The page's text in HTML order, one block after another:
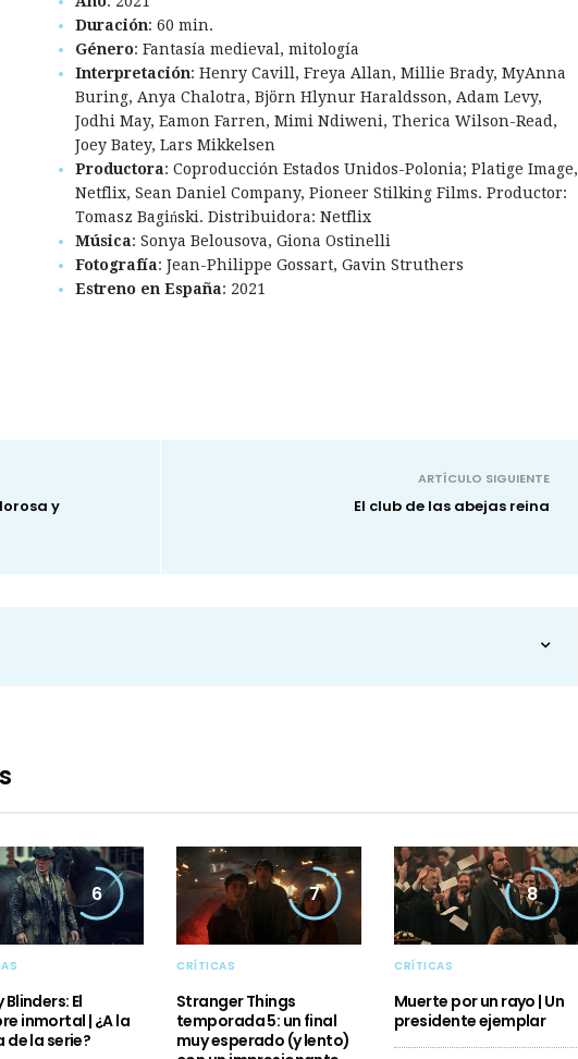
Duración: 60 min.
Género: Fantasía medieval, mitología
Interpretación: Henry Cavill, Freya Allan, Millie Brady, MyAnna
Buring, Anya Chalotra, Björn Hlynur Haraldsson, Adam Levy,
Jodhi May, Eamon Farren, Mimi Ndiweni, Therica Wilson-Read,
Joey Batey, Lars Mikkelsen
Productora: Coproducción Estados Unidos-Polonia; Platige Image,
Netflix, Sean Daniel Company, Pioneer Stilking Films. Productor:
Tomasz Bagiński. Distribuidora: Netflix
Música: Sonya Belousova, Giona Ostinelli
Fotografía: Jean-Philippe Gossart, Gavin Struthers
Estreno en España: 2021
y
ARTÍCULO SIGUIENTE
El club de las abejas reina
6
Blinders: El
inmortal | ¿A la
de la serie?
7
CRÍTICAS
Stranger Things
temporada 5: un final
muy esperado (y lento)
8
CRÍTICAS
Muerte por un rayo | Un
presidente ejemplar